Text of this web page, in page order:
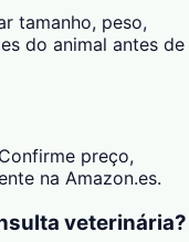
tamanho, peso,
do animal antes de
preço,
na Amazon.es.
veterinária?